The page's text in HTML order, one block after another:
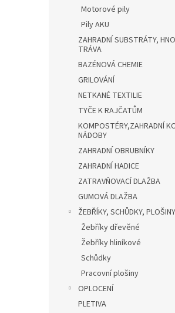
Motorové pily
Pily AKU
ZAHRADNÍ SUBSTRÁTY,
TRÁVA
BAZÉNOVÁ CHEMIE
GRILOVÁNÍ
NETKANÉ TEXTILIE
TYČE K RAJČATŮM
KOMPOSTÉRY,ZAHRADNÍ
NÁDOBY
ZAHRADNÍ OBRUBNÍKY
ZAHRADNÍ HADICE
ZATRAVŇOVACÍ DLAŽBA
GUMOVÁ DLAŽBA
ŽEBŘÍKY, SCHŮDKY, PLOŠINY
Žebříky dřevěné
Žebříky hliníkové
Schůdky
Pracovní plošiny
OPLOCENÍ
PLETIVA